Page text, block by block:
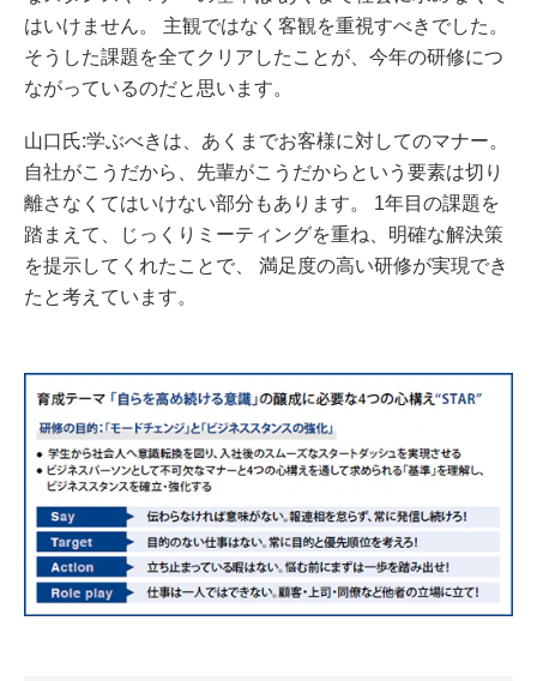
はいけません。 主観ではなく客観を重視すべきでした。
そうした課題を全てクリアしたことが、今年の研修につ
ながっているのだと思います。
山口氏:学ぶべきは、あくまでお客様に対してのマナー。
自社がこうだから、先輩がこうだからという要素は切り
離さなくてはいけない部分もあります。 1年目の課題を
踏まえて、じっくりミーティングを重ね、明確な解決策
を提示してくれたことで、 満足度の高い研修が実現でき
たと考えています。